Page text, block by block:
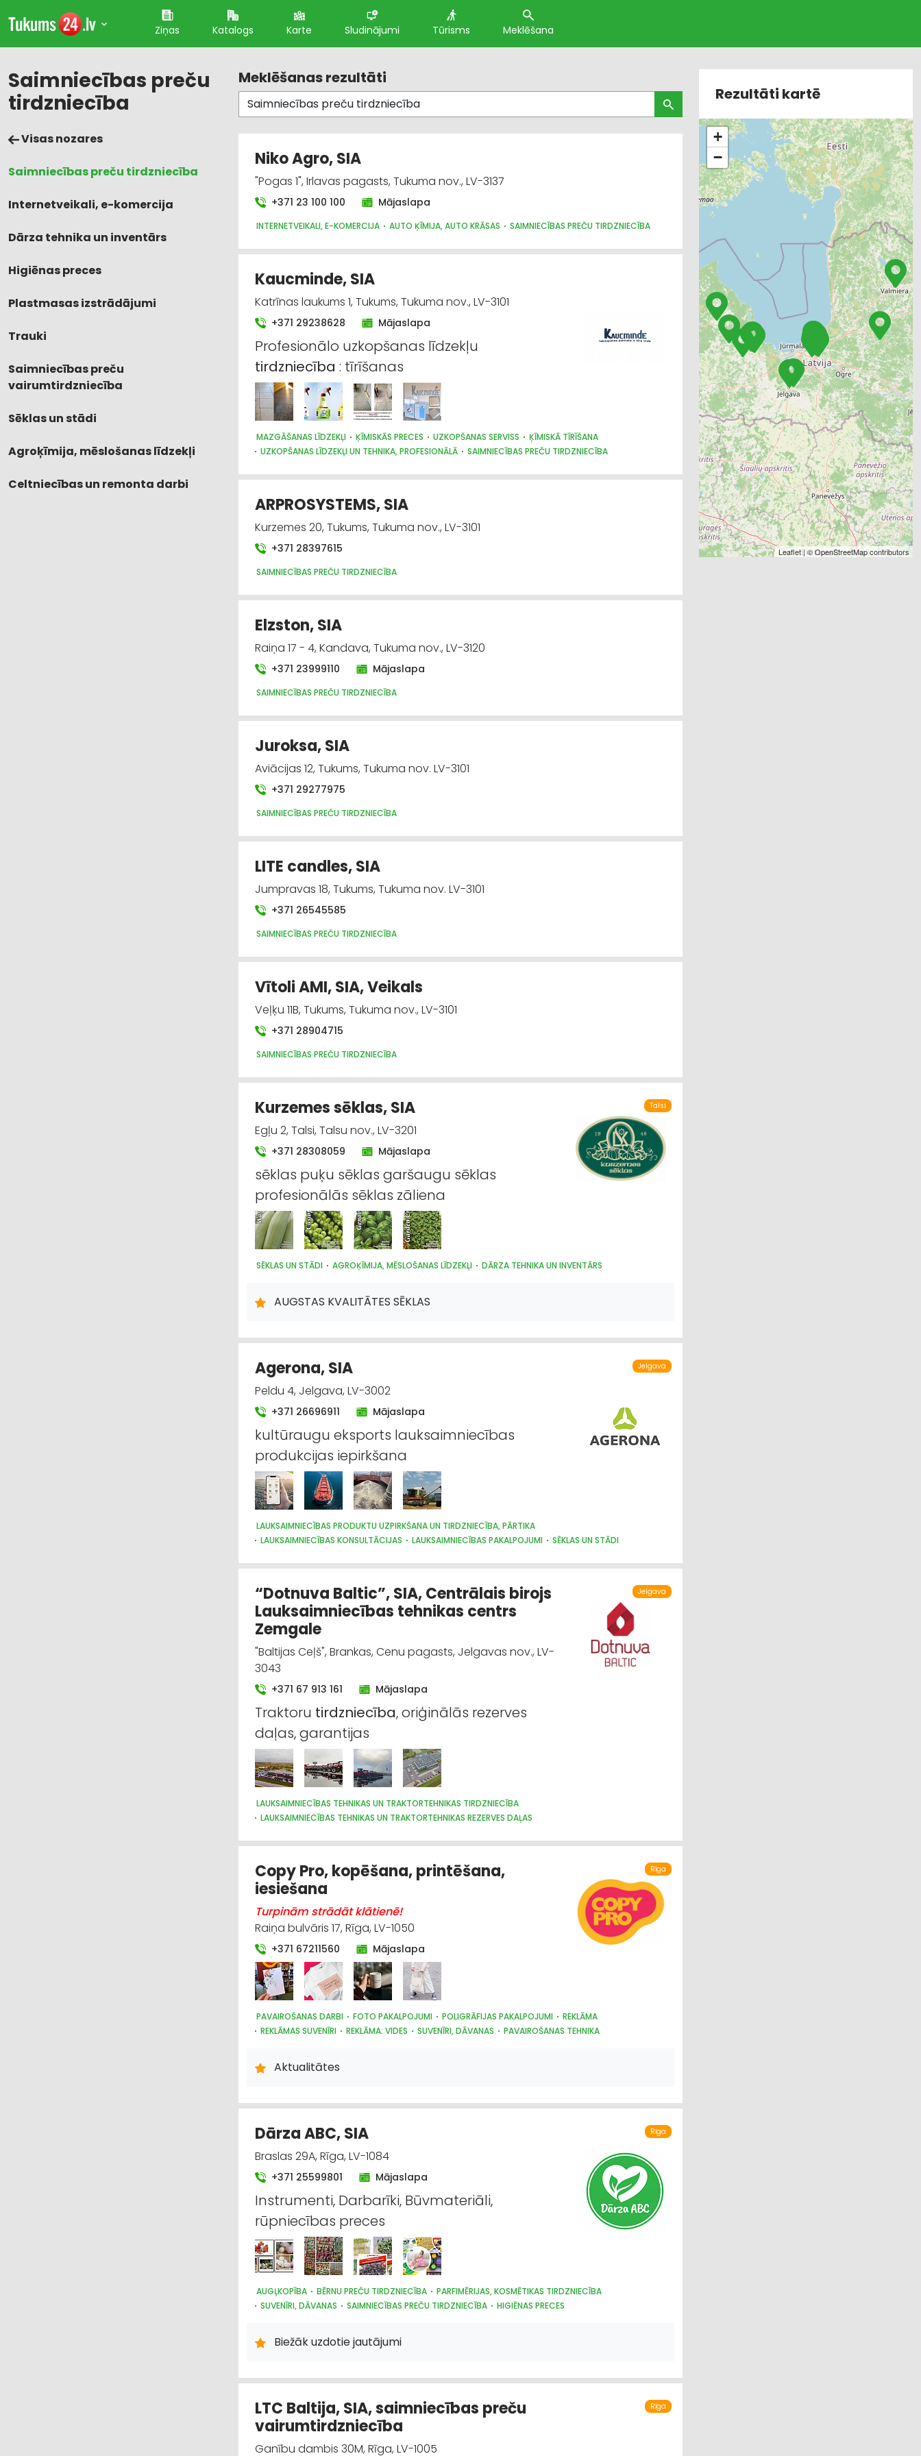
Ziņas Katalogs Karte Sludinājumi Tūrisms Meklēšana
Saimniecības preču
tirdzniecība
Visas nozares
Saimniecības preču tirdzniecība
Internetveikali, e-komercija
Dārza tehnika un inventārs
Higiēnas preces
Plastmasas izstrādājumi
Trauki
Saimniecības preču
vairumtirdzniecība
Sēklas un stādi
Agroķīmija, mēslošanas līdzekļi
Celtniecības un remonta darbi
Meklēšanas rezultāti
Niko Agro, SIA
"Pogas 1", Irlavas pagasts, Tukuma nov., LV-3137
+371 23 100 100 Mājaslapa
INTERNETVEIKALI, E-KOMERCIJA AUTO ĶĪMIJA, AUTO KRĀSAS SAIMNIECĪBAS PREČU TIRDZNIECĪBA
Kaucminde, SIA
Katrīnas laukums 1, Tukums, Tukuma nov., LV-3101
+371 29238628 Mājaslapa
Profesionālo uzkopšanas līdzekļu
tirdzniecība : tīrīšanas
MAZGĀŠANAS LĪDZEKĻI ĶĪMISKĀS PRECES UZKOPŠANAS SERVISS
ĶĪMISKĀ TĪRĪŠANA
UZKOPŠANAS LĪDZEKĻI UN TEHNIKA, PROFESIONĀLĀ
SAIMNIECĪBAS PREČU TIRDZNIECĪBA
ARPROSYSTEMS, SIA
Kurzemes 20, Tukums, Tukuma nov., LV-3101
+371 28397615
SAIMNIECĪBAS PREČU TIRDZNIECĪBA
Elzston, SIA
Raiņa 17 - 4, Kandava, Tukuma nov., LV-3120
+371 23999110 Mājaslapa
SAIMNIECĪBAS PREČU TIRDZNIECĪBA
Juroksa, SIA
Aviācijas 12, Tukums, Tukuma nov. LV-3101
+371 29277975
SAIMNIECĪBAS PREČU TIRDZNIECĪBA
LITE candles, SIA
Jumpravas 18, Tukums, Tukuma nov. LV-3101
+371 26545585
SAIMNIECĪBAS PREČU TIRDZNIECĪBA
Vītoli AMI, SIA, Veikals
Veļķu 11B, Tukums, Tukuma nov., LV-3101
+371 28904715
SAIMNIECĪBAS PREČU TIRDZNIECĪBA
Talsi
Kurzemes sēklas, SIA
Egļu 2, Talsi, Talsu nov., LV-3201
+371 28308059 Mājaslapa
sēklas puķu sēklas garšaugu sēklas
profesionālās sēklas zāliena
SĒKLAS UN STĀDI AGROĶĪMIJA, MĒSLOŠANAS LĪDZEKĻI DĀRZA TEHNIKA UN INVENTĀRS
AUGSTAS KVALITĀTES SĒKLAS
Jelgava
Agerona, SIA
Peldu 4, Jelgava, LV-3002
+371 26696911 Mājaslapa
kultūraugu eksports lauksaimniecības
produkcijas iepirkšana
LAUKSAIMNIECĪBAS PRODUKTU UZPIRKŠANA UN TIRDZNIECĪBA, PĀRTIKA
LAUKSAIMNIECĪBAS KONSULTĀCIJAS
LAUKSAIMNIECĪBAS PAKALPOJUMI SĒKLAS UN STĀDI
Jelgava
“Dotnuva Baltic”, SIA, Centrālais birojs
Lauksaimniecības tehnikas centrs
Zemgale
"Baltijas Ceļš", Brankas, Cenu pagasts, Jelgavas nov., LV-
3043
+371 67 913 161 Mājaslapa
Traktoru tirdzniecība, oriģinālās rezerves
daļas, garantijas
LAUKSAIMNIECĪBAS TEHNIKAS UN TRAKTORTEHNIKAS TIRDZNIECĪBA
LAUKSAIMNIECĪBAS TEHNIKAS UN TRAKTORTEHNIKAS REZERVES DAĻAS
GRAUDU PĀRSTRĀDE
LAUKSAIMNIECĪBAS PAKALPOJUMI
IEKRAUŠANAS UN IZKRAUŠANAS TEHNIKA
Rīga
Copy Pro, kopēšana, printēšana,
iesiešana
Turpinām strādāt klātienē!
Raiņa bulvāris 17, Rīga, LV-1050
+371 67211560 Mājaslapa
PAVAIROŠANAS DARBI FOTO PAKALPOJUMI POLIGRĀFIJAS PAKALPOJUMI
REKLĀMA
REKLĀMAS SUVENĪRI
REKLĀMA: VIDES SUVENĪRI, DĀVANAS PAVAIROŠANAS TEHNIKA
Aktualitātes
Rīga
Dārza ABC, SIA
Braslas 29A, Rīga, LV-1084
+371 25599801 Mājaslapa
Instrumenti, Darbarīki, Būvmateriāli,
rūpniecības preces
AUGĻKOPĪBA BĒRNU PREČU TIRDZNIECĪBA
PARFIMĒRIJAS, KOSMĒTIKAS TIRDZNIECĪBA
SUVENĪRI, DĀVANAS
SAIMNIECĪBAS PREČU TIRDZNIECĪBA
HIGIĒNAS PRECES
DĀRZA TEHNIKA UN INVENTĀRS
AUGKOPĪBA UN TEHNISKĀS KULTŪRAS
Biežāk uzdotie jautājumi
Rīga
LTC Baltija, SIA, saimniecības preču
vairumtirdzniecība
Ganību dambis 30M, Rīga, LV-1005
Rezultāti kartē
+
−
Leaflet| ©OpenStreetMapcontributors